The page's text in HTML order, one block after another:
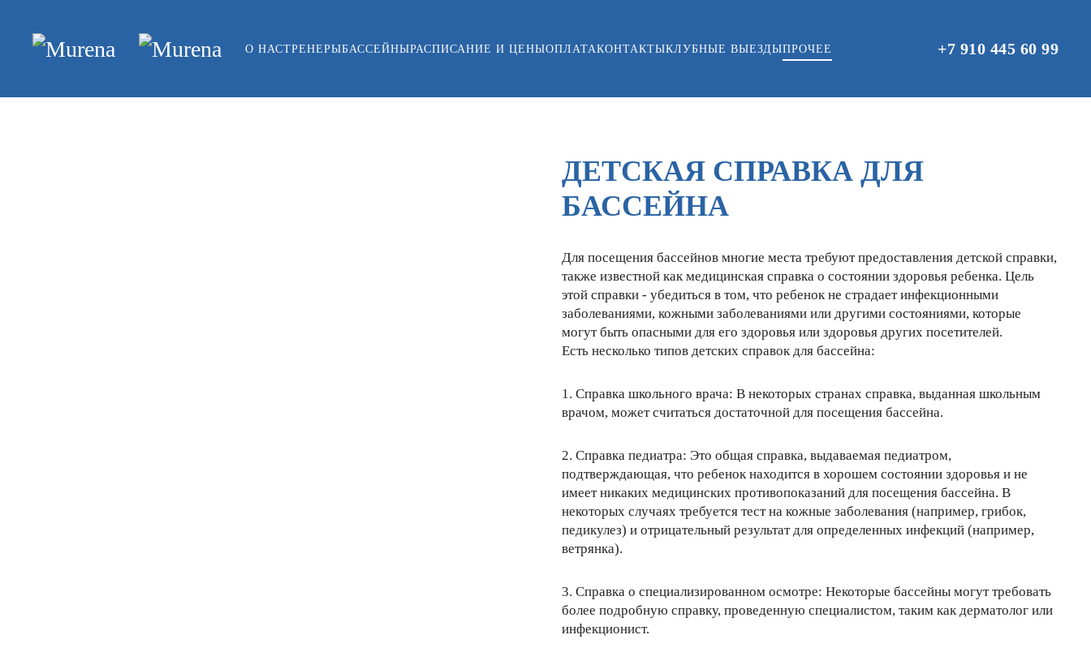
Skip to main content О НАСТРЕНЕРЫБАССЕЙНЫРАСПИСАНИЕ И ЦЕНЫОПЛАТАКОНТАКТЫКЛУБНЫЕ ВЫЕЗДЫПРОЧЕЕ +7 910 445 60 99
ДЕТСКАЯ СПРАВКА ДЛЯ
БАССЕЙНА
Для посещения бассейнов многие места требуют предоставления детской справки,
также известной как медицинская справка о состоянии здоровья ребенка. Цель
этой справки - убедиться в том, что ребенок не страдает инфекционными
заболеваниями, кожными заболеваниями или другими состояниями, которые
могут быть опасными для его здоровья или здоровья других посетителей.
Есть несколько типов детских справок для бассейна:
1. Справка школьного врача: В некоторых странах справка, выданная школьным
врачом, может считаться достаточной для посещения бассейна.
2. Справка педиатра: Это общая справка, выдаваемая педиатром,
подтверждающая, что ребенок находится в хорошем состоянии здоровья и не
имеет никаких медицинских противопоказаний для посещения бассейна. В
некоторых случаях требуется тест на кожные заболевания (например, грибок,
педикулез) и отрицательный результат для определенных инфекций (например,
ветрянка).
3. Справка о специализированном осмотре: Некоторые бассейны могут требовать
более подробную справку, проведенную специалистом, таким как дерматолог или
инфекционист.